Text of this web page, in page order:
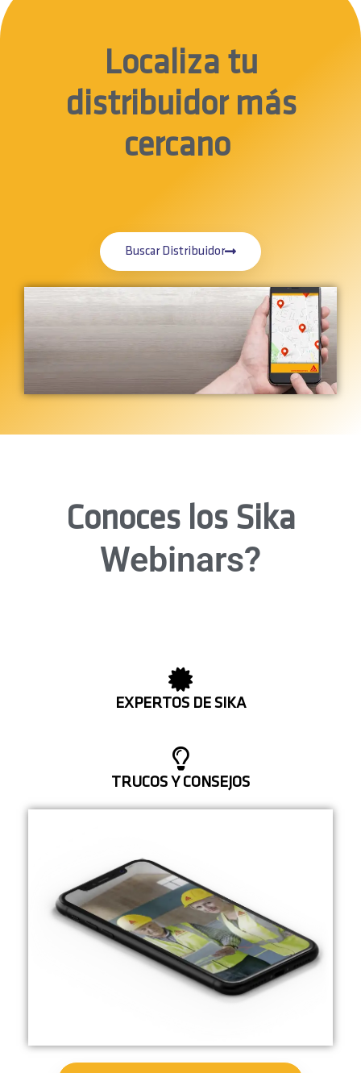
Localiza tu
distribuidor más
cercano
Buscar Distribuidor
Conoces los Sika
Webinars?
EXPERTOS DE SIKA
TRUCOS Y CONSEJOS